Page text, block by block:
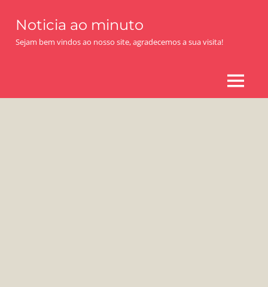
content
Noticia ao minuto
Sejam bem vindos ao nosso site, agradecemos a sua visita!
MENU